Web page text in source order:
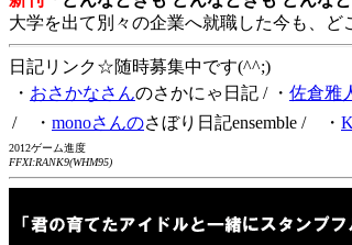
大学を出て別々の企業へ就職した今も、
日記リンク☆随時募集中です(^^;)
・ おさかなさんのさかにゃ日記 / ・ 佐倉雅
/ ・ monoさんのさぼり日記ensemble / ・
2012ゲーム進度
FFXI:RANK9(WHM95)